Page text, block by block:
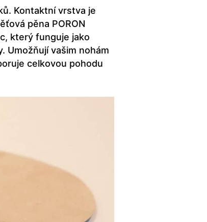
Kontaktní vrstva je
pěna PORON
který funguje jako
Umožňují vašim nohám
celkovou pohodu